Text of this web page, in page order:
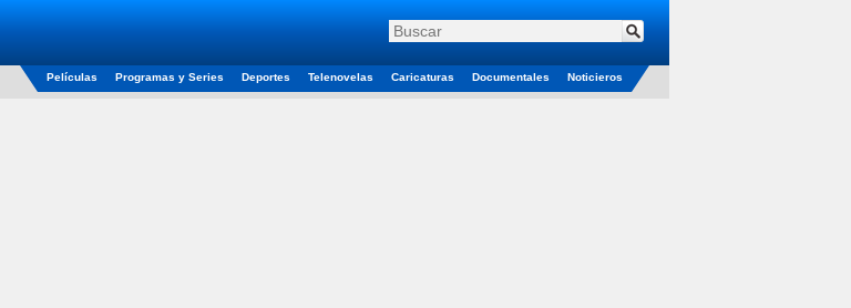
Películas Programas y Series Deportes Telenovelas Caricaturas Documentales Noticieros